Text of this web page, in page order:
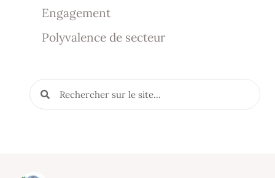
Engagement
Polyvalence de secteur